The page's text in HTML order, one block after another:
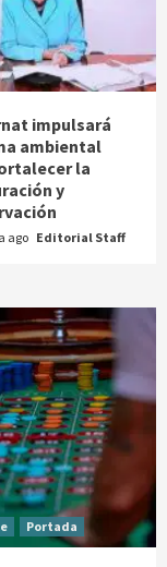
impulsará
ambiental
la
y
ago Editorial Staff
Portada